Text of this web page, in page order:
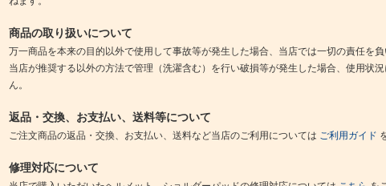
商品の取り扱いについて
万一商品を本来の目的以外で使用して事故等が発生した場合、当店では一切の責任を
当店が推奨する以外の方法で管理（洗濯含む）を行い破損等が発生した場合、使用状
ん。
返品・交換、お支払い、送料等について
ご注文商品の返品・交換、お支払い、送料など当店のご利用については ご利用ガイド
修理対応について